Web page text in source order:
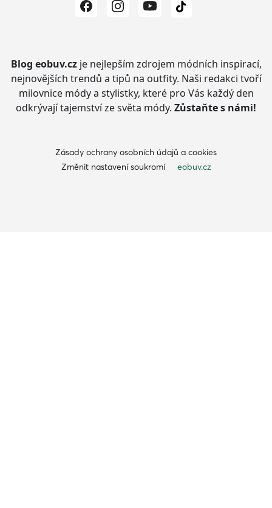
Blog eobuv.czje nejlepším zdrojem módních inspirací,
nejnovějších trendů a tipů na outfity. Naši redakci tvoří
milovnice módy a stylistky, které pro Vás každý den
odkrývají tajemství ze světa módy. Zůstaňte s námi!
Zásady ochrany osobních údajů a cookies
Změnit nastavení soukromí
eobuv.cz